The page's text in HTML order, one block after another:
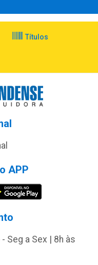
Títulos
APP
Seg a Sex | 8h às